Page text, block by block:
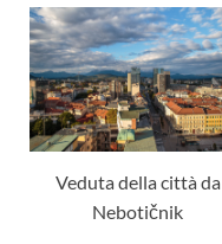
Veduta della città da
Nebotičnik